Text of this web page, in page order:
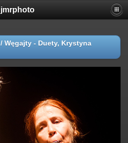
jmrphoto
/ Węgajty - Duety, Krystyna